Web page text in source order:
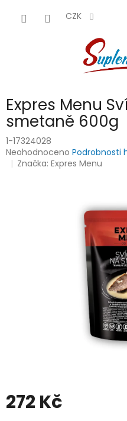
CZK
Expres Menu
smetaně 600g
1-17324028
Průměrné
hodnocení
Neohodnoceno Podrobnosti
Značka:Expres Menu
272 Kč